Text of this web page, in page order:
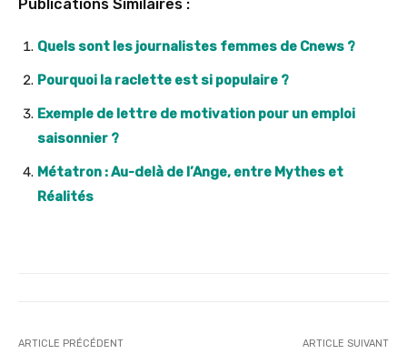
Publications Similaires :
Quels sont les journalistes femmes de Cnews ?
Pourquoi la raclette est si populaire ?
Exemple de lettre de motivation pour un emploi
saisonnier ?
Métatron : Au-delà de l’Ange, entre Mythes et
Réalités
ARTICLE PRÉCÉDENT ARTICLE SUIVANT